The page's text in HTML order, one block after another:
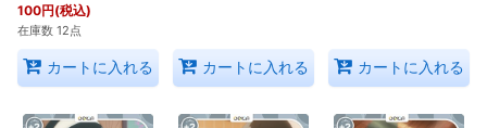
100円(税込)
在庫数 12点
カートに入れる カートに入れる カートに入れる